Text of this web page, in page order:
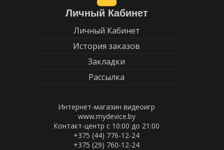
Личный Кабинет
Личный Кабинет
История заказов
Закладки
Рассылка
Интернет-магазин видеоигр
www.mydevice.by
Контакт-центр с 10:00 до 21:00
+375 (44) 776-12-24
+375 (29) 760-12-24